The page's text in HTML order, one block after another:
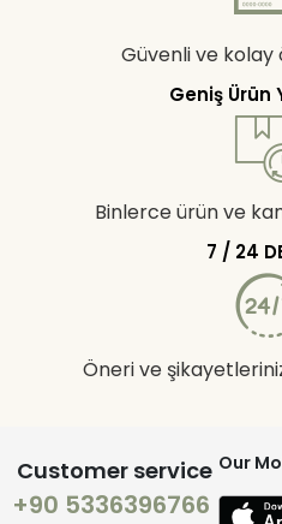
Güvenli ve
Geniş Ürün
Binlerce ürün ve
7 / 24
Öneri ve
Customer service
+90 5336396766
Our